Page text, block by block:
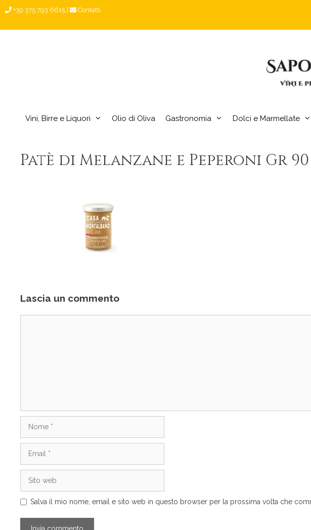
+39 375 793 6615 Contatti
Vini, Birre e Liquori Olio di Oliva Gastronomia Dolci e Marmellate
Patè di Melanzane e Peperoni Gr
Lascia un commento
web
Salva il mio nome, email e sito web in questo browser per la prossima volta che